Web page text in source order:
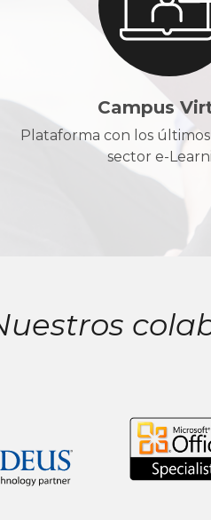
Campus
Plataforma con los
sector e-